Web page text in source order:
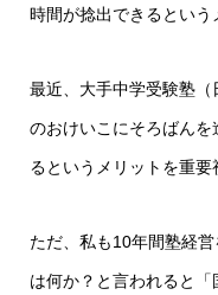
時間が捻出できるという
最近、大手中学受験塾
のおけいこにそろばんを
るというメリットを重要
ただ、私も10年間塾経
は何か？と言われると「